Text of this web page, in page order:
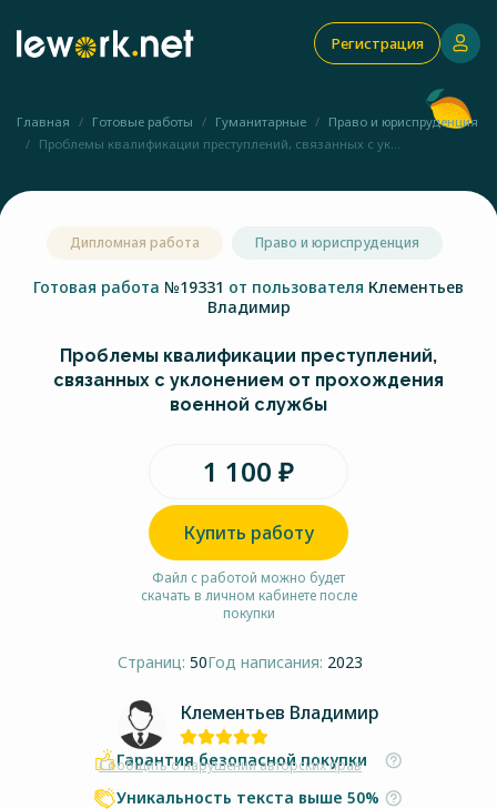
Регистрация
Главная Готовые работы Гуманитарные
Право и юриспруденция
Проблемы квалификации преступлений, связанных с ук...
Дипломная работа Право и юриспруденция
Готовая работа №19331 от пользователя Клементьев
Владимир
Проблемы квалификации преступлений,
связанных с уклонением от прохождения
военной службы
1 100 ₽
Купить работу
Файл с работой можно будет
скачать в личном кабинете после
покупки
Страниц: 50Год написания: 2023
Клементьев Владимир
Сообщить о нарушении авторских прав
Гарантия безопасной покупки
Уникальность текста выше 50%